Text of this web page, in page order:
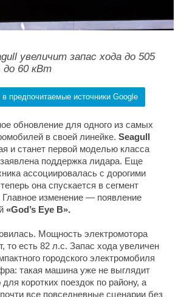
увеличит запас хода до 505
60 кВт
предпочитаемые источники Google
обновление для одного из самых
в своей линейке. Seagull
и станет первой моделью класса
поддержка лидара. Еще
ассоциировалась с дорогими
она спускается в сегмент
Главное изменение — появление
«God’s Eye B».
Мощность электромотора
то есть 82 л.с. Запас хода увеличен
городского электромобиля
такая машина уже не выглядит
коротких поездок по району, а
все повседневные сценарии без